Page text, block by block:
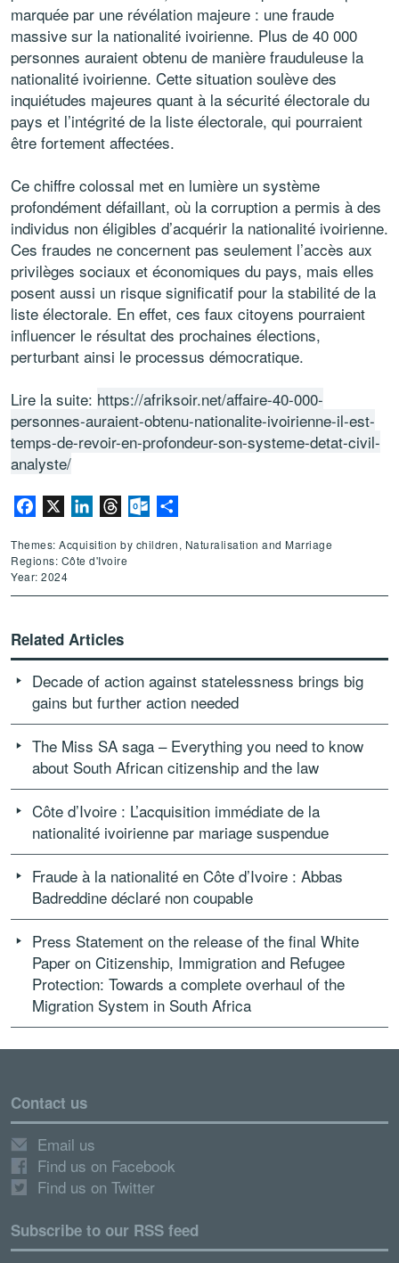
marquée par une révélation majeure : une fraude
massive sur la nationalité ivoirienne. Plus de 40 000
personnes auraient obtenu de manière frauduleuse la
nationalité ivoirienne. Cette situation soulève des
inquiétudes majeures quant à la sécurité électorale du
pays et l’intégrité de la liste électorale, qui pourraient
être fortement affectées.
Ce chiffre colossal met en lumière un système
profondément défaillant, où la corruption a permis à des
individus non éligibles d’acquérir la nationalité ivoirienne.
Ces fraudes ne concernent pas seulement l’accès aux
privilèges sociaux et économiques du pays, mais elles
posent aussi un risque significatif pour la stabilité de la
liste électorale. En effet, ces faux citoyens pourraient
influencer le résultat des prochaines élections,
perturbant ainsi le processus démocratique.
Lire la suite: https://afriksoir.net/affaire-40-000-
personnes-auraient-obtenu-nationalite-ivoirienne-il-est-
temps-de-revoir-en-profondeur-son-systeme-detat-civil-
analyste/
Facebook LinkedInThreadsOutlook.com
Themes: Acquisition by children, Naturalisation and Marriage
Regions: Côte d'Ivoire
Year: 2024
Related Articles
Decade of action against statelessness brings big
gains but further action needed
The Miss SA saga – Everything you need to know
about South African citizenship and the law
Côte d’Ivoire : L’acquisition immédiate de la
nationalité ivoirienne par mariage suspendue
Fraude à la nationalité en Côte d’Ivoire : Abbas
Badreddine déclaré non coupable
Press Statement on the release of the final White
Paper on Citizenship, Immigration and Refugee
Protection: Towards a complete overhaul of the
Migration System in South Africa
Contact us
Email us
Find us on Facebook
Find us on Twitter
Subscribe to our RSS feed